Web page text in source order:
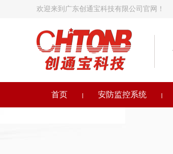
欢迎来到广东创通宝科技有限公司官网！
首页 安防监控系统